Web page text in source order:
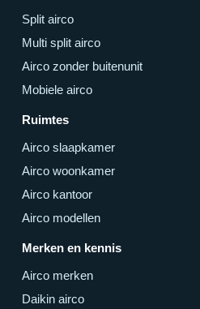
Split airco
Multi split airco
Airco zonder buitenunit
Mobiele airco
Ruimtes
Airco slaapkamer
Airco woonkamer
Airco kantoor
Airco modellen
Merken en kennis
Airco merken
Daikin airco